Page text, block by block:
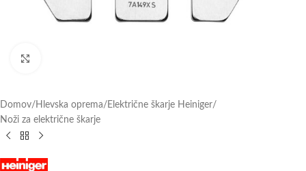
Domov/ Hlevska oprema/ Električne škarje Heiniger/
Noži za električne škarje